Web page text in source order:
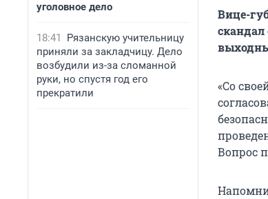
уголовное дело
18:41
Рязанскую учительницу
приняли за закладчицу. Дело
возбудили из-за сломанной
руки, но спустя год его
прекратили
Вице-
«Со
Вопрос